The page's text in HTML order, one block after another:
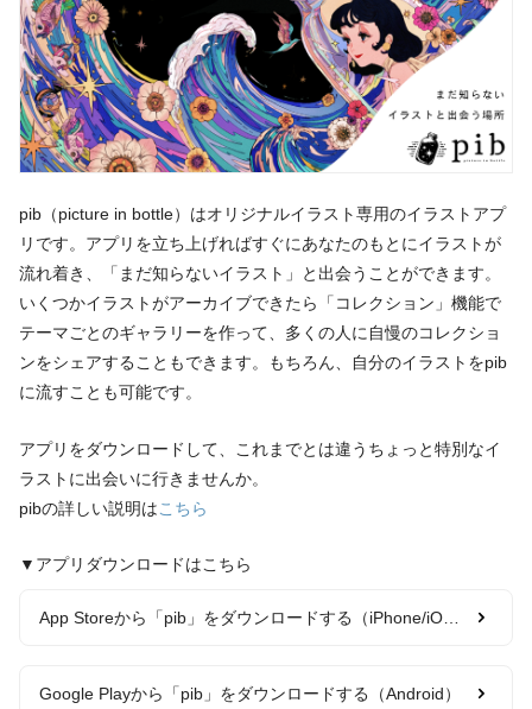
pib（picture in bottle）はオリジナルイラスト専用のイラストアプ
リです。アプリを立ち上げればすぐにあなたのもとにイラストが
流れ着き、「まだ知らないイラスト」と出会うことができます。
いくつかイラストがアーカイブできたら「コレクション」機能で
テーマごとのギャラリーを作って、多くの人に自慢のコレクショ
ンをシェアすることもできます。もちろん、自分のイラストをpib
に流すことも可能です。
アプリをダウンロードして、これまでとは違うちょっと特別なイ
ラストに出会いに行きませんか。
pibの詳しい説明はこちら
▼アプリダウンロードはこちら
App Storeから「pib」をダウンロードする（iPhone/iOS）
Google Playから「pib」をダウンロードする（Android）